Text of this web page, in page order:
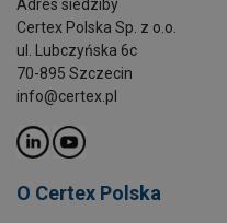
Adres siedziby
Certex Polska Sp. z o.o.
ul. Lubczyńska 6c
70-895 Szczecin
info@certex.pl
O Certex Polska